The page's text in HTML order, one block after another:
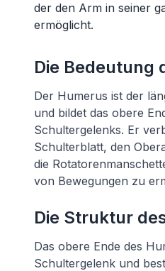
der den Arm in seiner
ermöglicht.
Die Bedeutung
Der Humerus ist der
und bildet das obere
Schultergelenks. Er
Schulterblatt, den
die
von Bewegungen zu
Die Struktur
Das obere Ende des
Schultergelenk und